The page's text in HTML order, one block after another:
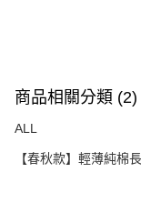
商品相關分類 (2)
ALL
【春秋款】輕薄純棉